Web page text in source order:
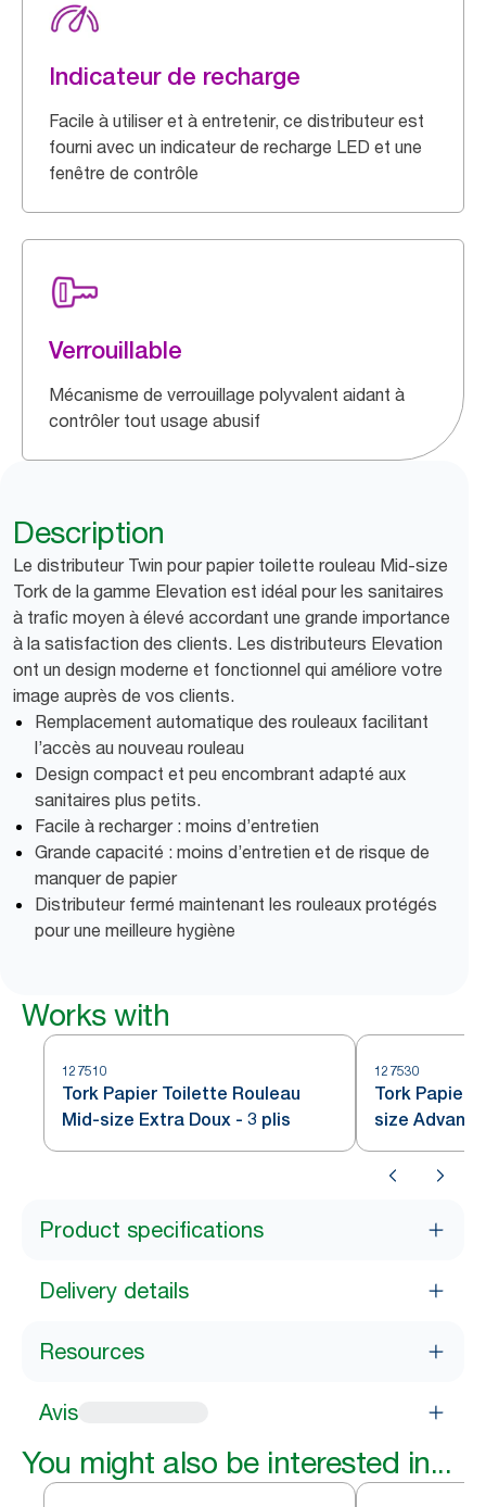
Indicateur de recharge
Facile à utiliser et à entretenir, ce distributeur est
fourni avec un indicateur de recharge LED et une
fenêtre de contrôle
Verrouillable
Mécanisme de verrouillage polyvalent aidant à
contrôler tout usage abusif
Description
Le distributeur Twin pour papier toilette rouleau Mid-size
Tork de la gamme Elevation est idéal pour les sanitaires
à trafic moyen à élevé accordant une grande importance
à la satisfaction des clients. Les distributeurs Elevation
ont un design moderne et fonctionnel qui améliore votre
image auprès de vos clients.
Remplacement automatique des rouleaux facilitant
l’accès au nouveau rouleau
Design compact et peu encombrant adapté aux
sanitaires plus petits.
Facile à recharger : moins d’entretien
Grande capacité : moins d’entretien et de risque de
manquer de papier
Distributeur fermé maintenant les rouleaux protégés
pour une meilleure hygiène
Works with
127510
Tork Papier Toilette Rouleau
Mid-size Extra Doux - 3 plis
127530
Tork Papier
size
Product specifications
Delivery details
Resources
Avis
You might also be interested in...